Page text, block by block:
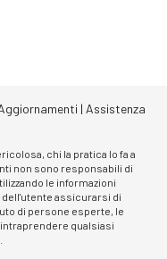
| Assistenza
chi la pratica lo fa a
non sono responsabili di
le informazioni
assicurarsi di
di persone esperte, le
qualsiasi